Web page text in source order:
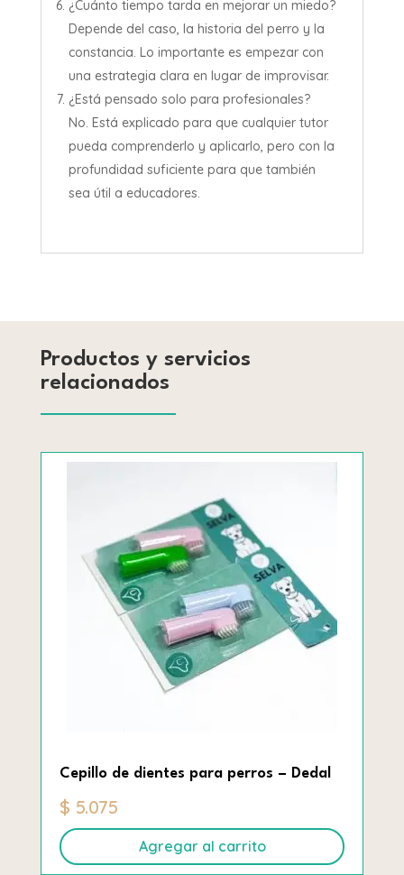
¿Cuánto tiempo tarda en mejorar un miedo?
Depende del caso, la historia del perro y la
constancia. Lo importante es empezar con
una estrategia clara en lugar de improvisar.
¿Está pensado solo para profesionales?
No. Está explicado para que cualquier tutor
pueda comprenderlo y aplicarlo, pero con la
profundidad suficiente para que también
sea útil a educadores.
Productos y servicios
relacionados
Cepillo de dientes para perros – Dedal
$ 5.075
Agregar al carrito